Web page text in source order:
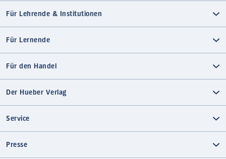
Für Lehrende & Institutionen
Für Lernende
Für den Handel
Der Hueber Verlag
Service
Presse